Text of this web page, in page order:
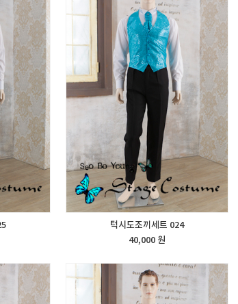
턱시도조끼세트 024
40,000 원